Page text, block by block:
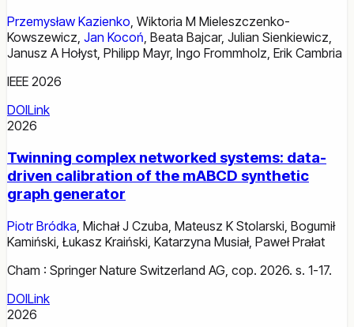
Przemysław Kazienko, Wiktoria M Mieleszczenko-
Kowszewicz, Jan Kocoń, Beata Bajcar, Julian Sienkiewicz,
Janusz A Hołyst, Philipp Mayr, Ingo Frommholz, Erik Cambria
IEEE 2026
DOILink
2026
Twinning complex networked systems: data-
driven calibration of the mABCD synthetic
graph generator
Piotr Bródka Michał J Czuba Mateusz K Stolarski Bogumił
Kamiński Łukasz Kraiński Katarzyna Musiał, Paweł Prałat
Cham : Springer Nature Switzerland AG, cop. 2026. s. 1-17.
DOILink
2026